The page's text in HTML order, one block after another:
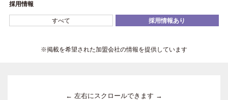
採用情報
すべて 採用情報あり
※掲載を希望された加盟会社の情報を提供しています
← 左右にスクロールできます →